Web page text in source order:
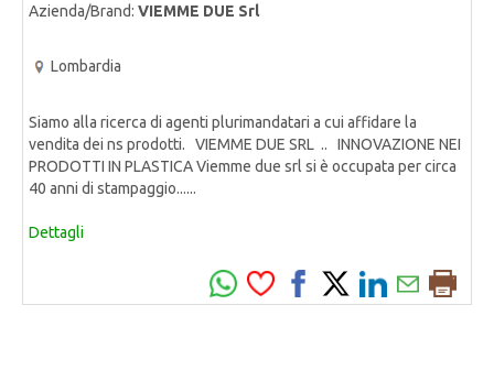
Azienda/Brand: VIEMME DUE Srl
Lombardia
Siamo alla ricerca di agenti plurimandatari a cui affidare la
vendita dei ns prodotti. VIEMME DUE SRL .. INNOVAZIONE NEI
PRODOTTI IN PLASTICA Viemme due srl si è occupata per circa
40 anni di stampaggio......
Dettagli